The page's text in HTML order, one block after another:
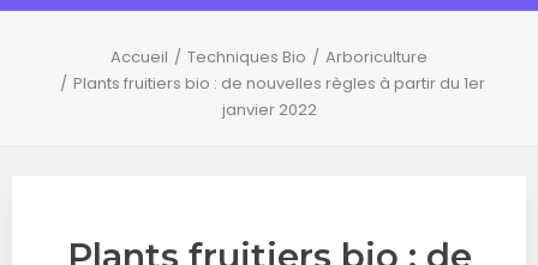
Accueil Techniques Bio
Arboriculture
Plants fruitiers bio : de nouvelles règles à partir du 1er
janvier 2022
Plants fruitiers bio : de